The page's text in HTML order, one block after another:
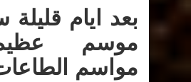
بعد ايام
موسم
مواسم